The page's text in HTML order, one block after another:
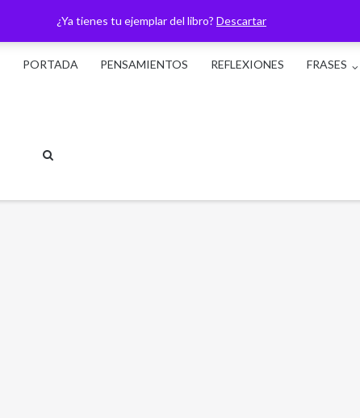
¿Ya tienes tu ejemplar del libro? Descartar
PORTADA
PENSAMIENTOS REFLEXIONES FRASES